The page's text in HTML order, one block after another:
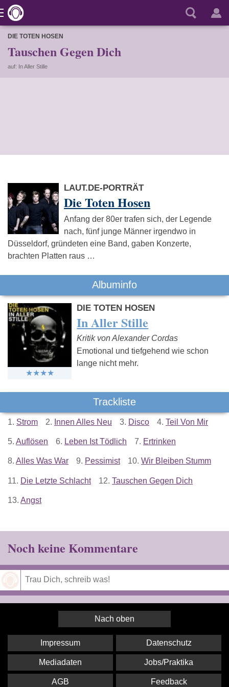
DIE TOTEN HOSEN
Tauschen Gegen Dich
auf: In Aller Stille
LAUT.DE-PORTRÄT
Die Toten Hosen
Anfang der 80er trafen sich, der Legende
nach, fünf junge Männer irgendwo in
Düsseldorf, gründeten eine Band, gaben Konzerte,
brachten Platten raus …
Albuminfo
DIE TOTEN HOSEN
In Aller Stille
Kritik von Alexander Cordas
Emotional und tiefgehend wie schon
lange nicht mehr.
Trackliste
1. Strom 2. Innen Alles Neu 3. Disco 4. Teil Von Mir
5. Auflösen 6. Leben Ist Tödlich 7. Ertrinken
8. Alles Was War 9. Pessimist 10. Wir Bleiben Stumm
11. Die Letzte Schlacht 12. Tauschen Gegen Dich
13. Angst
Noch keine Kommentare
Nach oben
Impressum Datenschutz
Mediadaten Jobs/Praktika
AGB Feedback